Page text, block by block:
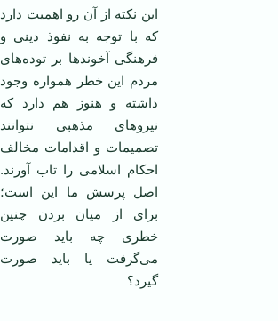
این نکته از آن رو اهمیت دارد
که با توجه به نفوذ دینی و
فرهنگی آخوند‌ها بر توده‌های
مردم این خطر همواره وجود
داشته و هنوز هم دارد که
نیروهای مذهبی نتوانند
تصمیمات و اقدامات مخالف
احکام اسلامی را تاب آورند.
اصل پرسش ما این است؛
برای از میان بردن چنین
خطری چه باید صورت
می‌گرفت یا باید صورت
گیرد؟